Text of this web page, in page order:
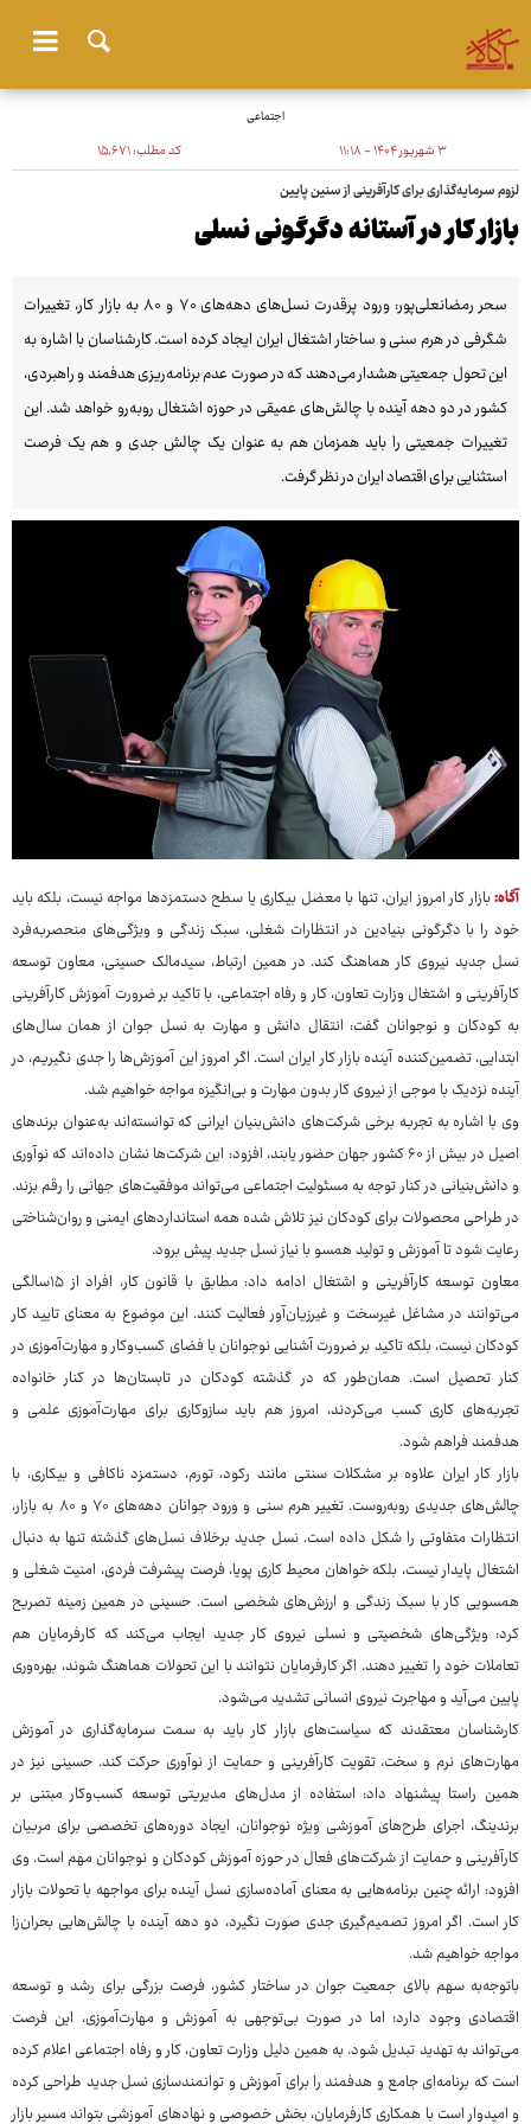
اجتماعی
۳ شهریور ۱۴۰۴ - ۱۱:۱۸ کد مطلب:۱۵٬۶۷۱
لزوم سرمایه‌گذاری برای کارآفرینی از سنین پایین
بازار کار در آستانه دگرگونی نسلی
سحر رمضانعلی‌پور: ورود پرقدرت نسل‌های دهه‌های ۷۰ و ۸۰ به بازار کار، تغییرات
شگرفی در هرم سنی و ساختار اشتغال ایران ایجاد کرده است. کارشناسان با اشاره به
این تحول جمعیتی هشدار می‌دهند که در صورت عدم برنامه‌ریزی هدفمند و راهبردی،
کشور در دو دهه آینده با چالش‌های عمیقی در حوزه اشتغال روبه‌رو خواهد شد. این
تغییرات جمعیتی را باید همزمان هم به عنوان یک چالش جدی و هم یک فرصت
استثنایی برای اقتصاد ایران در نظر گرفت.
آگاه:بازار کار امروز ایران، تنها با معضل بیکاری یا سطح دستمزدها مواجه نیست، بلکه باید
خود را با دگرگونی بنیادین در انتظارات شغلی، سبک زندگی و ویژگی‌های منحصربه‌فرد
نسل جدید نیروی کار هماهنگ کند. در همین ارتباط، سیدمالک حسینی، معاون توسعه
کارآفرینی و اشتغال وزارت تعاون، کار و رفاه اجتماعی، با تاکید بر ضرورت آموزش کارآفرینی
به کودکان و نوجوانان گفت: انتقال دانش و مهارت به نسل جوان از همان سال‌های
ابتدایی، تضمین‌کننده آینده بازار کار ایران است. اگر امروز این آموزش‌ها را جدی نگیریم، در
آینده نزدیک با موجی از نیروی کار بدون مهارت و بی‌انگیزه مواجه خواهیم شد.
وی با اشاره به تجربه برخی شرکت‌های دانش‌بنیان ایرانی که توانسته‌اند به‌عنوان برندهای
اصیل در بیش از ۶۰ کشور جهان حضور یابند، افزود: این شرکت‌ها نشان داده‌اند که نوآوری
و دانش‌بنیانی در کنار توجه به مسئولیت اجتماعی می‌تواند موفقیت‌های جهانی را رقم بزند.
در طراحی محصولات برای کودکان نیز تلاش شده همه استانداردهای ایمنی و روان‌شناختی
رعایت شود تا آموزش و تولید همسو با نیاز نسل جدید پیش برود.
معاون توسعه کارآفرینی و اشتغال ادامه داد: مطابق با قانون کار، افراد از ۱۵سالگی
می‌توانند در مشاغل غیرسخت و غیرزیان‌آور فعالیت کنند. این موضوع به معنای تایید کار
کودکان نیست، بلکه تاکید بر ضرورت آشنایی نوجوانان با فضای کسب‌وکار و مهارت‌آموزی در
کنار تحصیل است. همان‌طور که در گذشته کودکان در تابستان‌ها در کنار خانواده
تجربه‌های کاری کسب می‌کردند، امروز هم باید سازوکاری برای مهارت‌آموزی علمی و
هدفمند فراهم شود.
بازار کار ایران علاوه بر مشکلات سنتی مانند رکود، تورم، دستمزد ناکافی و بیکاری، با
چالش‌های جدیدی روبه‌روست. تغییر هرم سنی و ورود جوانان دهه‌های ۷۰ و ۸۰ به بازار،
انتظارات متفاوتی را شکل داده است. نسل جدید برخلاف نسل‌های گذشته تنها به دنبال
اشتغال پایدار نیست، بلکه خواهان محیط کاری پویا، فرصت پیشرفت فردی، امنیت شغلی و
همسویی کار با سبک زندگی و ارزش‌های شخصی است. حسینی در همین زمینه تصریح
کرد: ویژگی‌های شخصیتی و نسلی نیروی کار جدید ایجاب می‌کند که کارفرمایان هم
تعاملات خود را تغییر دهند. اگر کارفرمایان نتوانند با این تحولات هماهنگ شوند، بهره‌وری
پایین می‌آید و مهاجرت نیروی انسانی تشدید می‌شود.
کارشناسان معتقدند که سیاست‌های بازار کار باید به سمت سرمایه‌گذاری در آموزش
مهارت‌های نرم و سخت، تقویت کارآفرینی و حمایت از نوآوری حرکت کند. حسینی نیز در
همین راستا پیشنهاد داد: استفاده از مدل‌های مدیریتی توسعه کسب‌وکار مبتنی بر
برندینگ، اجرای طرح‌های آموزشی ویژه نوجوانان، ایجاد دوره‌های تخصصی برای مربیان
کارآفرینی و حمایت از شرکت‌های فعال در حوزه آموزش کودکان و نوجوانان مهم است. وی
افزود: ارائه چنین برنامه‌هایی به معنای آماده‌سازی نسل آینده برای مواجهه با تحولات بازار
کار است. اگر امروز تصمیم‌گیری جدی صورت نگیرد، دو دهه آینده با چالش‌هایی بحران‌زا
مواجه خواهیم شد.
باتوجه‌به سهم بالای جمعیت جوان در ساختار کشور، فرصت بزرگی برای رشد و توسعه
اقتصادی وجود دارد؛ اما در صورت بی‌توجهی به آموزش و مهارت‌آموزی، این فرصت
می‌تواند به تهدید تبدیل شود. به همین دلیل وزارت تعاون، کار و رفاه اجتماعی اعلام کرده
است که برنامه‌ای جامع و هدفمند را برای آموزش و توانمندسازی نسل جدید طراحی کرده
و امیدوار است با همکاری کارفرمایان، بخش خصوصی و نهادهای آموزشی بتواند مسیر بازار